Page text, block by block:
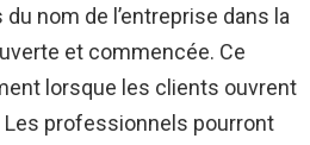
nom de l’entreprise dans la
et commencée. Ce
lorsque les clients ouvrent
Les professionnels pourront